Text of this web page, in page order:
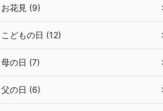
お花見 (9)
こどもの日 (12)
母の日 (7)
父の日 (6)